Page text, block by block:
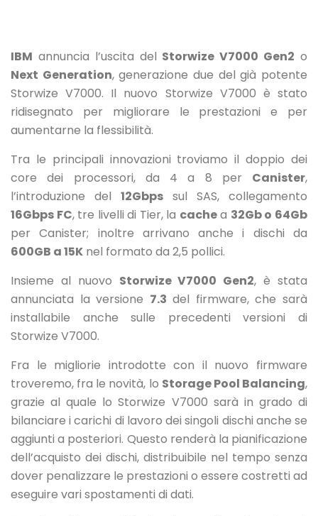
IBM annuncia l’uscita del Storwize V7000 Gen2 o
Next Generation, generazione due del già potente
Storwize V7000. Il nuovo Storwize V7000 è stato
ridisegnato per migliorare le prestazioni e per
aumentarne la flessibilità.
Tra le principali innovazioni troviamo il doppio dei
core dei processori, da 4 a 8 per Canister,
l’introduzione del 12Gbps sul SAS, collegamento
16Gbps FC, tre livelli di Tier, la cachea 32Gb o 64Gb
per Canister; inoltre arrivano anche i dischi da
600GB a 15K nel formato da 2,5 pollici.
Insieme al nuovo Storwize V7000 Gen2, è stata
annunciata la versione 7.3 del firmware, che sarà
installabile anche sulle precedenti versioni di
Storwize V7000.
Fra le migliorie introdotte con il nuovo firmware
troveremo, fra le novità, lo Storage Pool Balancing,
grazie al quale lo Storwize V7000 sarà in grado di
bilanciare i carichi di lavoro dei singoli dischi anche se
aggiunti a posteriori. Questo renderà la pianificazione
dell’acquisto dei dischi, distribuibile nel tempo senza
dover penalizzare le prestazioni o essere costretti ad
eseguire vari spostamenti di dati.